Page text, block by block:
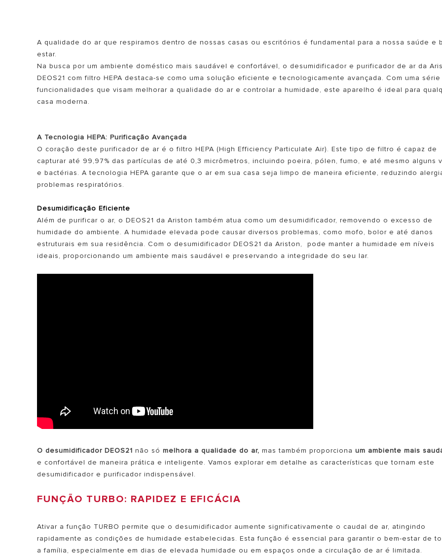
A qualidade do ar que respiramos dentro de nossas casas ou escritórios é fundamental para a nossa saúde e
estar.
Na busca por um ambiente doméstico mais saudável e confortável, o desumidificador e purificador de ar da
DEOS21 com filtro HEPA destaca-se como uma solução eficiente e tecnologicamente avançada. Com uma série
funcionalidades que visam melhorar a qualidade do ar e controlar a humidade, este aparelho é ideal para
casa moderna.
A Tecnologia HEPA: Purificação Avançada
O coração deste purificador de ar é o filtro HEPA (High Efficiency Particulate Air). Este tipo de filtro é capaz de
capturar até 99,97% das partículas de até 0,3 micrômetros, incluindo poeira, pólen, fumo, e até mesmo alguns
e bactérias. A tecnologia HEPA garante que o ar em sua casa seja limpo de maneira eficiente, reduzindo
problemas respiratórios.
Desumidificação Eficiente
Além de purificar o ar, o DEOS21 da Ariston também atua como um desumidificador, removendo o excesso de
humidade do ambiente. A humidade elevada pode causar diversos problemas, como mofo, bolor e até danos
estruturais em sua residência. Com o desumidificador DEOS21 da Ariston, pode manter a humidade em níveis
ideais, proporcionando um ambiente mais saudável e preservando a integridade do seu lar.
O desumidificador DEOS21 não sómelhora a qualidade do ar, mas também proporciona um ambiente mais
e confortável de maneira prática e inteligente. Vamos explorar em detalhe as características que tornam este
desumidificador e purificador indispensável.
FUNÇÃO TURBO: RAPIDEZ E EFICÁCIA
Ativar a função TURBO permite que o desumidificador aumente significativamente o caudal de ar, atingindo
rapidamente as condições de humidade estabelecidas. Esta função é essencial para garantir o bem-estar de
a família, especialmente em dias de elevada humidade ou em espaços onde a circulação de ar é limitada.